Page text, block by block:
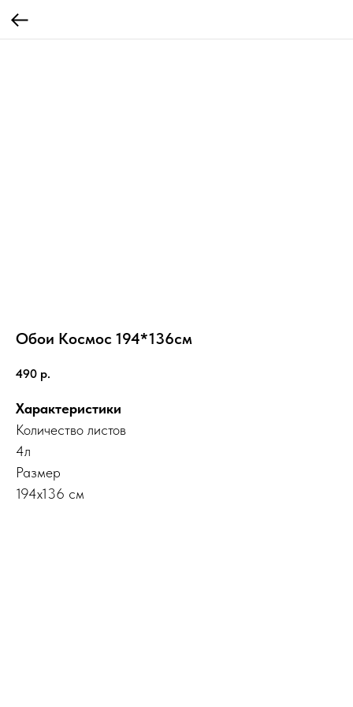
Обои Космос 194*136см
490 р.
Характеристики
Количество листов
4л
Размер
194х136 см